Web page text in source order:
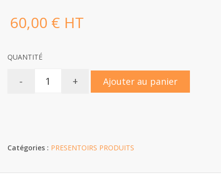
60,00 € HT
QUANTITÉ
- + Ajouter au panier
Catégories : PRESENTOIRS PRODUITS